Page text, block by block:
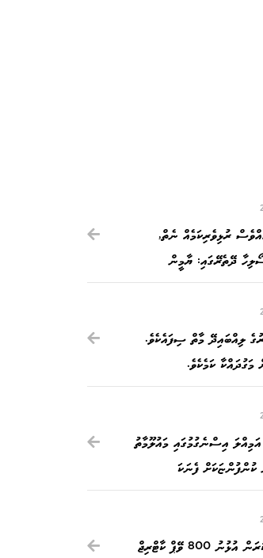
ރުޅިވެރިކަމެއް ނެތް,
ދޭތެރޭގައި: ޔާމީން
ލިއްބައިދޭ މާތް ސިފައެކެވެ.
މަގުދައްކާ ކަމެކެވެ.
އިސްނެގުމުގައި މައުލޫމާތު
ކުންފުންޏަކަށް ފެނަކަ
ވައިގެމަގުން އެތެރެކުރަން އުޅުނު 800 ވޭޕް ކާޓްރިޖް